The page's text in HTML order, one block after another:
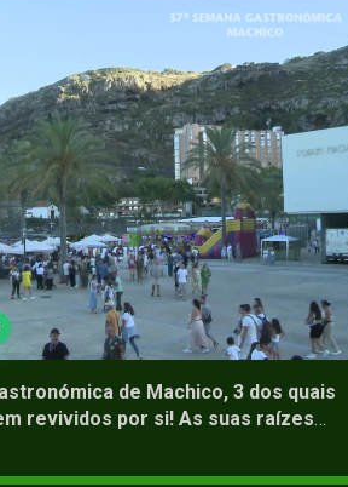
de Machico, 3 dos quais
revividos por si! As suas raízes
2+